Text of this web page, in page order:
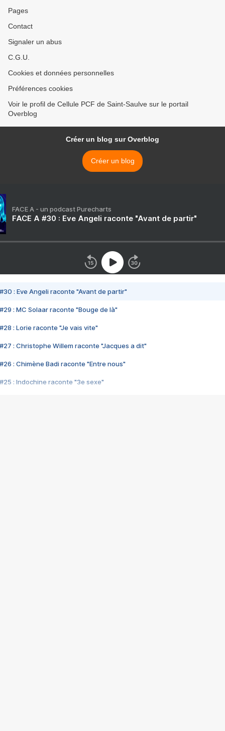
Pages
Contact
Signaler un abus
C.G.U.
Cookies et données personnelles
Préférences cookies
Voir le profil de Cellule PCF de Saint-Saulve sur le portail
Overblog
Créer un blog sur Overblog
Créer un blog
FACE A - un podcast Purecharts
FACE A #30 : Eve Angeli raconte "Avant de partir"
#30 : Eve Angeli raconte "Avant de partir"
#29 : MC Solaar raconte "Bouge de là"
#28 : Lorie raconte "Je vais vite"
#27 : Christophe Willem raconte "Jacques a dit"
#26 : Chimène Badi raconte "Entre nous"
#25 : Indochine raconte "3e sexe"